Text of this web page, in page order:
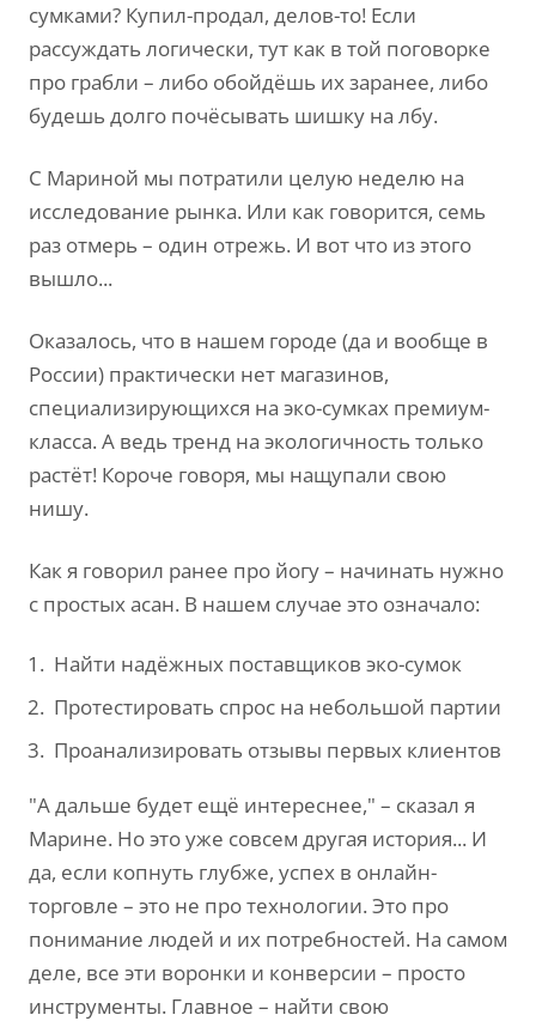
сумками? Купил-продал, делов-то! Если
рассуждать логически, тут как в той поговорке
про грабли – либо обойдёшь их заранее, либо
будешь долго почёсывать шишку на лбу.
С Мариной мы потратили целую неделю на
исследование рынка. Или как говорится, семь
раз отмерь – один отрежь. И вот что из этого
вышло...
Оказалось, что в нашем городе (да и вообще в
России) практически нет магазинов,
специализирующихся на эко-сумках премиум-
класса. А ведь тренд на экологичность только
растёт! Короче говоря, мы нащупали свою
нишу.
Как я говорил ранее про йогу – начинать нужно
с простых асан. В нашем случае это означало:
Найти надёжных поставщиков эко-сумок
Протестировать спрос на небольшой партии
Проанализировать отзывы первых клиентов
"А дальше будет ещё интереснее," – сказал я
Марине. Но это уже совсем другая история... И
да, если копнуть глубже, успех в онлайн-
торговле – это не про технологии. Это про
понимание людей и их потребностей. На самом
деле, все эти воронки и конверсии – просто
инструменты. Главное – найти свою